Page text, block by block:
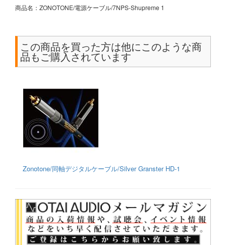
商品名：ZONOTONE/電源ケーブル/7NPS-Shupreme 1
この商品を買った方は他にこのような商
品もご購入されています
Zonotone/同軸デジタルケーブル/Silver Granster HD-1